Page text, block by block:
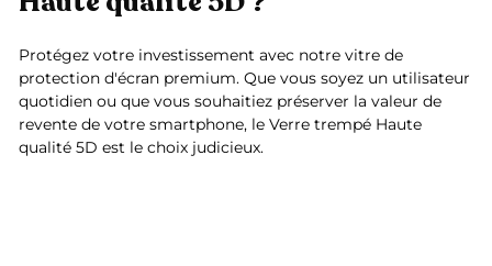
Protégez votre investissement avec notre vitre de
protection d'écran premium. Que vous soyez un utilisateur
quotidien ou que vous souhaitiez préserver la valeur de
revente de votre smartphone, le Verre trempé Haute
qualité 5D est le choix judicieux.